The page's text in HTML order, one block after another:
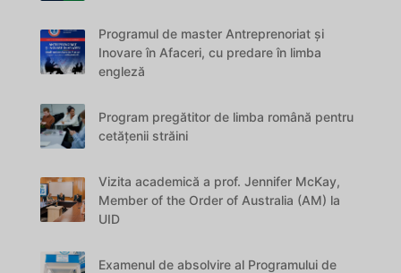
Programul de master Antreprenoriat și
Inovare în Afaceri, cu predare în limba
engleză
Program pregătitor de limba română pentru
cetățenii străini
Vizita academică a prof. Jennifer McKay,
Member of the Order of Australia (AM) la
UID
Examenul de absolvire al Programului de